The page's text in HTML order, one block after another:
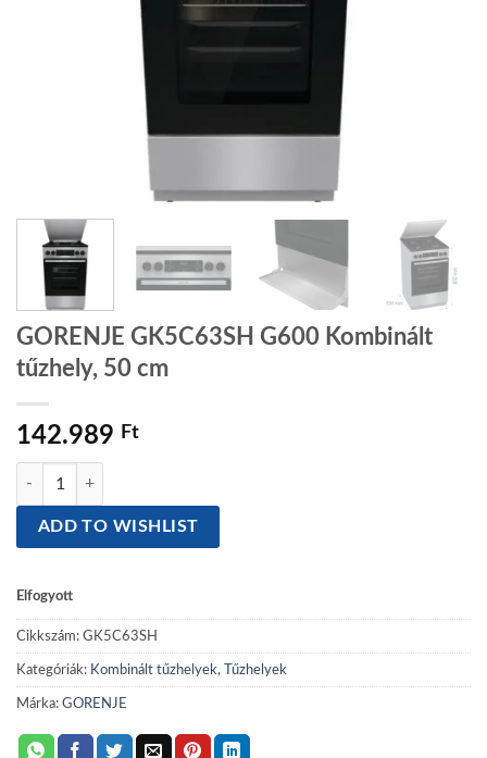
GORENJE GK5C63SH G600 Kombinált
tűzhely, 50 cm
142.989 Ft
ADD TO WISHLIST
Elfogyott
Cikkszám: GK5C63SH
Kategóriák: Kombinált tűzhelyek, Tűzhelyek
Márka: GORENJE